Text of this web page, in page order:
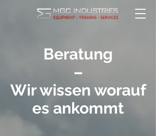
Beratung
–
Wir wissen worauf
es ankommt